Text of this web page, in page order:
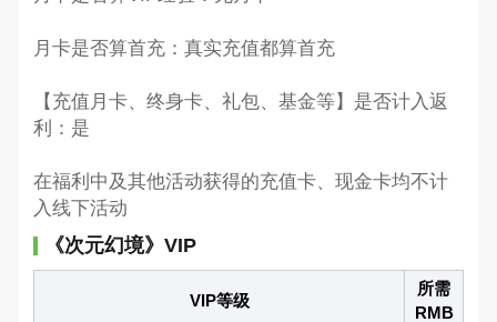
月卡是否算首充：真实充值都算首充
【充值月卡、终身卡、礼包、基金等】是否计入返
利：是
在福利中及其他活动获得的充值卡、现金卡均不计
入线下活动
《次元幻境》VIP
VIP等级
所需
RMB